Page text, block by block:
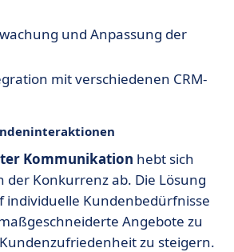
und Anpassung der
mit verschiedenen CRM-
Kommunikation hebt sich
der Konkurrenz ab. Die Lösung
individuelle Kundenbedürfnisse
Angebote zu
zu steigern.